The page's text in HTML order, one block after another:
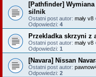
[Pathfinder]
silnik
Ostatni post autor: mały v8
Odpowiedzi: 4
Przekladka skrzyni z
Ostatni post autor: mały v8
Odpowiedzi: 1
[Navara] Nissan
Ostatni post autor:
Odpowiedzi: 2